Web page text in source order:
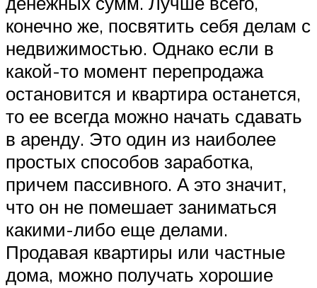
конечно же, посвятить себя делам с
недвижимостью. Однако если в
какой-то момент перепродажа
остановится и квартира останется,
то ее всегда можно начать сдавать
в аренду. Это один из наиболее
простых способов заработка,
причем пассивного. А это значит,
что он не помешает заниматься
какими-либо еще делами.
Продавая квартиры или частные
дома, можно получать хорошие